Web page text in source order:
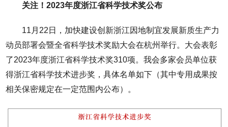
关注！2023年度浙江省科学技术奖公布
11月22日，加快建设创新浙江因地制宜发展新质生产力
动员部署会暨全省科学技术奖励大会在杭州举行。大会表彰
了2023年度浙江省科学技术奖310项。我会多家会员单位获
得浙江省科学技术进步奖，具体名单如下（其中专用成果按
相关保密规定在一定范围内公布）。